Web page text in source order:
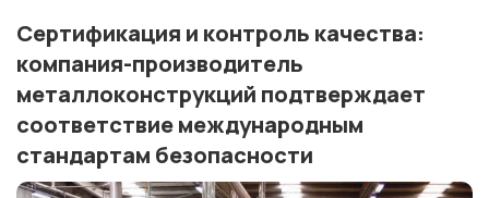
Сертификация и контроль качества:
компания-производитель
металлоконструкций подтверждает
соответствие международным
стандартам безопасности